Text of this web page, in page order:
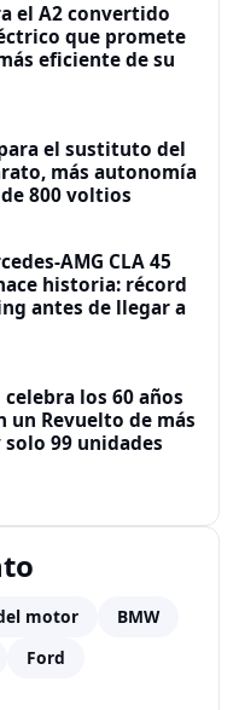
el A2 convertido
que promete
eficiente de su
el sustituto del
más autonomía
800 voltios
AMG CLA 45
historia: récord
antes de llegar a
los 60 años
un Revuelto de más
solo 99 unidades
motor
BMW
Ford